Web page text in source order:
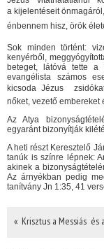
a kijelentéseit
énbennem hisz, örök
Sok minden történt:
kenyérből,
beteget, látóvá tette a
evangélista számos
kicsoda Jézus 
nőket, vezető embereket
Az Atya
egyaránt bizonyítják
A heti részt Keresztelő
tanúk is színre lépnek:
akinek a
Az árnyékban pedig
tanítvány Jn 1:35, 41
« Krisztus a Messiás  és